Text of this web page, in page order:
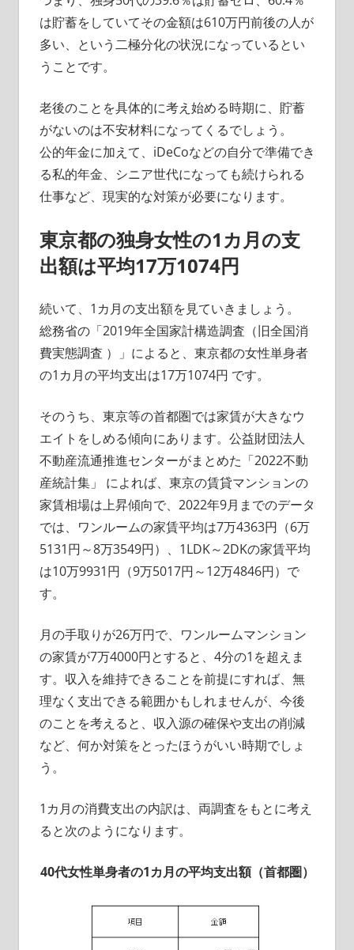
は貯蓄をしていてその金額は610万円前後の人が
多い、という二極分化の状況になっているとい
うことです。
老後のことを具体的に考え始める時期に、貯蓄
がないのは不安材料になってくるでしょう。
公的年金に加えて、iDeCoなどの自分で準備でき
る私的年金、シニア世代になっても続けられる
仕事など、現実的な対策が必要になります。
東京都の独身女性の1カ月の支
出額は平均17万1074円
続いて、1カ月の支出額を見ていきましょう。
総務省の「2019年全国家計構造調査（旧全国消
費実態調査 ）」によると、東京都の女性単身者
の1カ月の平均支出は17万1074円 です。
そのうち、東京等の首都圏では家賃が大きなウ
エイトをしめる傾向にあります。公益財団法人
不動産流通推進センターがまとめた「2022不動
産統計集」 によれば、東京の賃貸マンションの
家賃相場は上昇傾向で、2022年9月までのデータ
では、ワンルームの家賃平均は7万4363円（6万
5131円～8万3549円）、1LDK～2DKの家賃平均
は10万9931円（9万5017円～12万4846円）で
す。
月の手取りが26万円で、ワンルームマンション
の家賃が7万4000円とすると、4分の1を超えま
す。収入を維持できることを前提にすれば、無
理なく支出できる範囲かもしれませんが、今後
のことを考えると、収入源の確保や支出の削減
など、何か対策をとったほうがいい時期でしょ
う。
1カ月の消費支出の内訳は、両調査をもとに考え
ると次のようになります。
40代女性単身者の1カ月の平均支出額（首都圏）